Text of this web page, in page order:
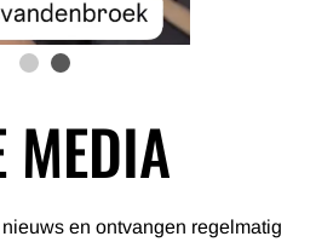
MEDIA
en ontvangen regelmatig